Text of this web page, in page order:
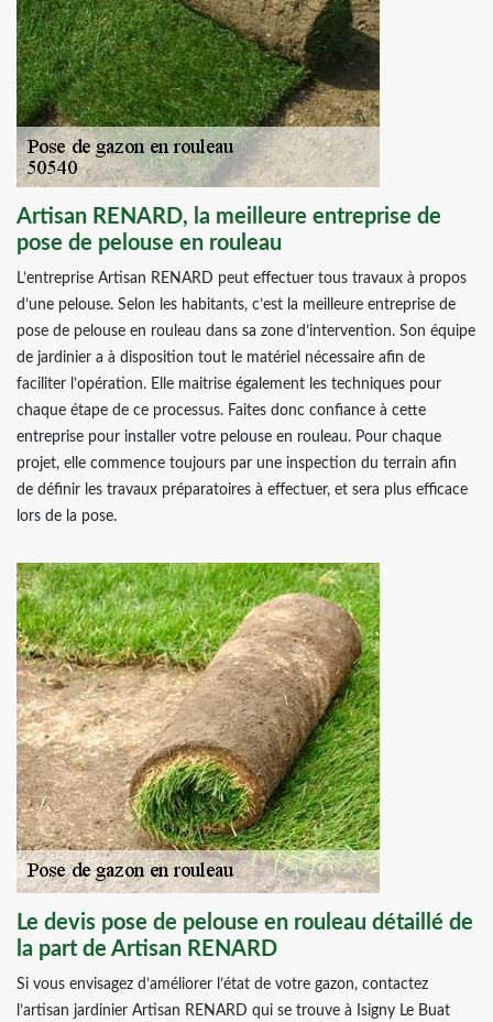
Artisan RENARD, la meilleure entreprise de
pose de pelouse en rouleau
L’entreprise Artisan RENARD peut effectuer tous travaux à propos
d’une pelouse. Selon les habitants, c’est la meilleure entreprise de
pose de pelouse en rouleau dans sa zone d’intervention. Son équipe
de jardinier a à disposition tout le matériel nécessaire afin de
faciliter l’opération. Elle maitrise également les techniques pour
chaque étape de ce processus. Faites donc confiance à cette
entreprise pour installer votre pelouse en rouleau. Pour chaque
projet, elle commence toujours par une inspection du terrain afin
de définir les travaux préparatoires à effectuer, et sera plus efficace
lors de la pose.
Le devis pose de pelouse en rouleau détaillé de
la part de Artisan RENARD
Si vous envisagez d’améliorer l’état de votre gazon, contactez
l’artisan jardinier Artisan RENARD qui se trouve à Isigny Le Buat